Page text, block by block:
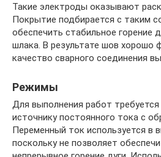
Такие электроды оказывают
Покрытие подбирается с таким
обеспечить стабильное горение
шлака. В результате шов хорошо
качество сварного соединения
Режимы
Для выполнения работ
источнику постоянного тока с
Переменный ток используется в
поскольку не позволяет